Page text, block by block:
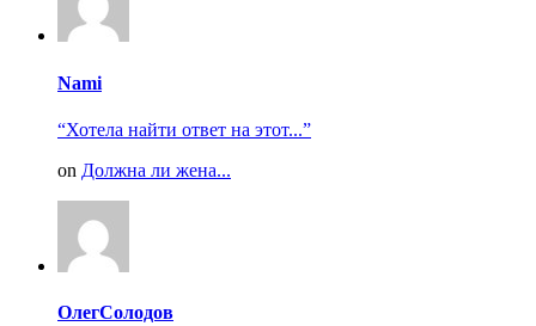
Nami
“Хотела найти ответ на этот...”
on Должна ли жена...
ОлегСолодов